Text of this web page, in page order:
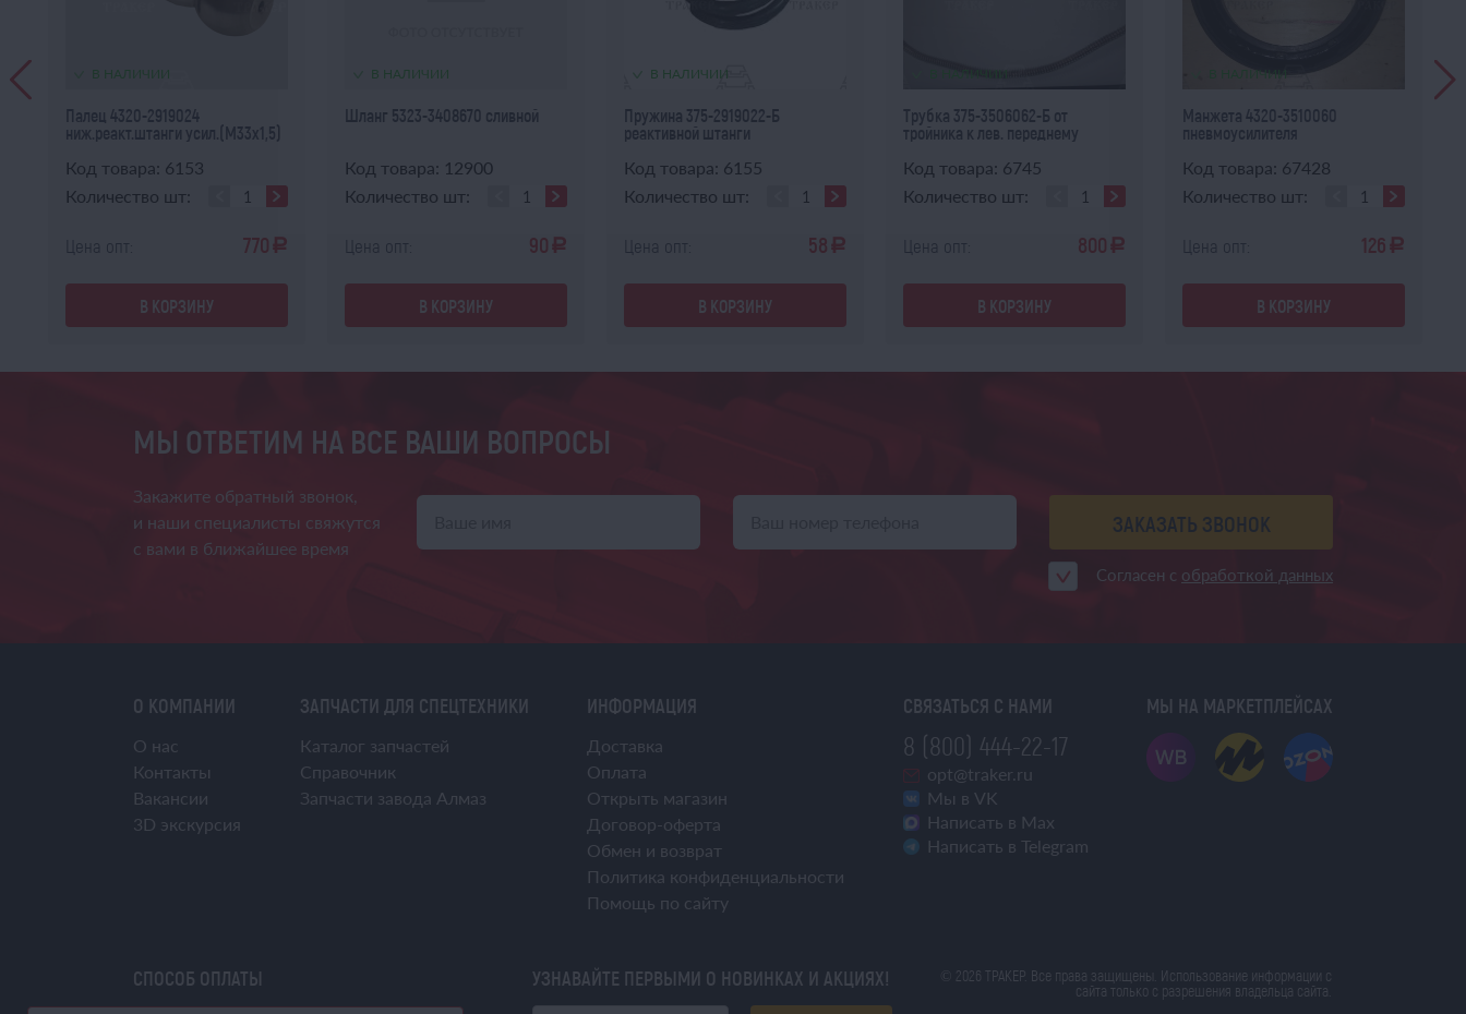
В НАЛИЧИИ
Палец 4320-2919024
ниж.реакт.штанги усил.(М33х1,5)
Код товара: 6153
Количество шт:
Цена опт: 770 a
В КОРЗИНУ
В НАЛИЧИИ
Шланг 5323-3408670 сливной
Код товара: 12900
Количество шт:
Цена опт: 90 a
В КОРЗИНУ
В НАЛИЧИИ
Пружина 375-2919022-Б
реактивной штанги
Код товара: 6155
Количество шт:
Цена опт: 58 a
В КОРЗИНУ
Трубка 375-3506062-Б от
тройника к лев. переднему
Код товара: 6745
Количество шт:
Цена опт: 800 a
В КОРЗИНУ
В НАЛИЧИИ
Манжета 4320-3510060
пневмоусилителя
Код товара: 67428
Количество шт:
Цена опт: 126 a
В КОРЗИНУ
МЫ ОТВЕТИМ НА ВСЕ ВАШИ ВОПРОСЫ
Закажите обратный звонок,
и наши специалисты свяжутся
с вами в ближайшее время
ЗАКАЗАТЬ ЗВОНОК
Согласен с обработкой данных
О КОМПАНИИ
О нас
Контакты
Вакансии
3D экскурсия
ЗАПЧАСТИ ДЛЯ СПЕЦТЕХНИКИ
Каталог запчастей
Справочник
Запчасти завода Алмаз
ИНФОРМАЦИЯ
Доставка
Оплата
Открыть магазин
Договор-оферта
Обмен и возврат
Политика конфиденциальности
Помощь по сайту
СВЯЗАТЬСЯ С НАМИ
8 (800) 444-22-17
opt@traker.ru
Мы в VK
Написать в Max
Написать в Telegram
МЫ НА МАРКЕТПЛЕЙСАХ
СПОСОБ ОПЛАТЫ УЗНАВАЙТЕ ПЕРВЫМИ О НОВИНКАХ И АКЦИЯХ!
© 2026 ТРАКЕР. Все права защищены. Использование информации с
сайта только с разрешения владельца сайта.